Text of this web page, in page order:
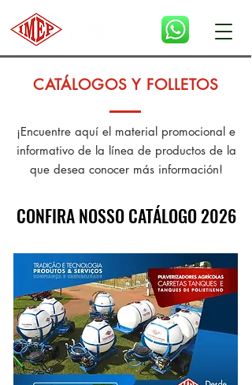
CATÁLOGOS Y FOLLETOS
¡Encuentre aquí el material promocional e
informativo de la línea de productos de la
que desea conocer más información!
CONFIRA NOSSO CATÁLOGO 2026
CONFIRA NOSSO CATÁLOGO 2026